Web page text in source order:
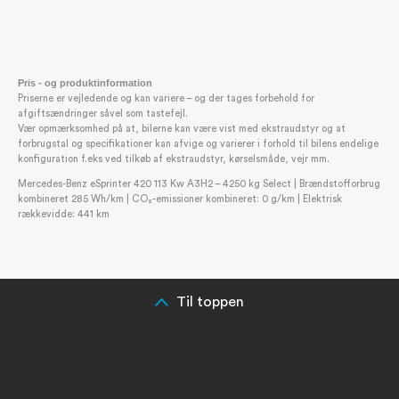
Preklimatisering (0-H1K)
Starthjælpskontakt i motorrummet (0-ES0)
Supplerende loftsbelysning i varerum med
dørkontakt (0-L65)
Sædevarme i førersæde (0-H16)
USB sokkel, 5V (0-E1U)
Aktiv bremseassistent (0-BA3)
Pris - og produktinformation
Priserne er vejledende og kan variere – og der tages forbehold for
afgiftsændringer såvel som tastefejl.
Vær opmærksomhed på at, bilerne kan være vist med ekstraudstyr og at
forbrugstal og specifikationer kan afvige og varierer i forhold til bilens endelige
konfiguration f.eks ved tilkøb af ekstraudstyr, kørselsmåde, vejr mm.
Mercedes-Benz eSprinter 420 113 Kw A3H2 – 4250 kg Select | Brændstofforbrug
kombineret 285 Wh/km | CO₂-emissioner kombineret: 0 g/km | Elektrisk
rækkevidde: 441 km
Til toppen